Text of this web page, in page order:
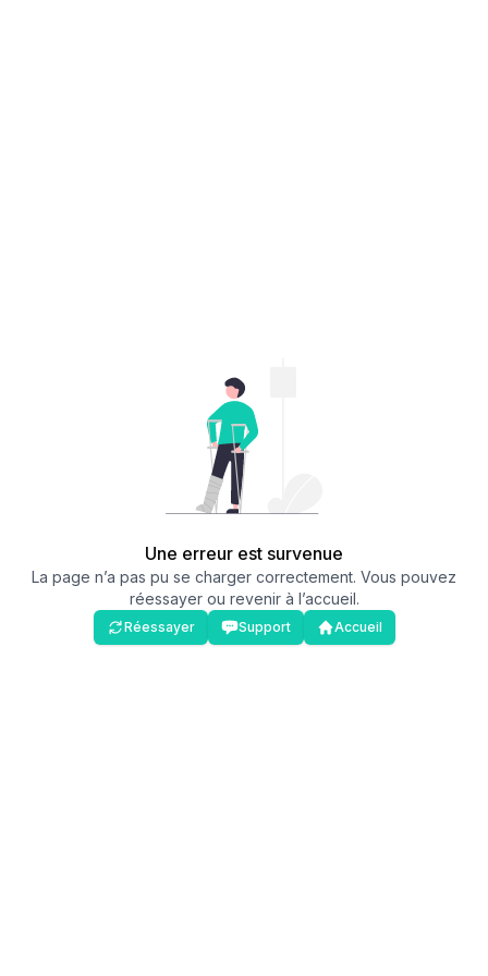
Une erreur est survenue
La page n’a pas pu se charger correctement. Vous pouvez
réessayer ou revenir à l’accueil.
Réessayer Support Accueil